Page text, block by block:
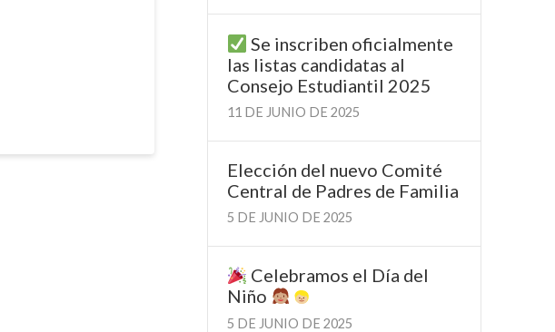
Se inscriben oficialmente
las listas candidatas al
Consejo Estudiantil 2025
11 DE JUNIO DE 2025
Elección del nuevo Comité
Central de Padres de Familia
5 DE JUNIO DE 2025
Celebramos el Día del
Niño
5 DE JUNIO DE 2025